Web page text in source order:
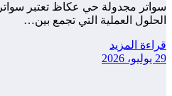
سواتر مجدولة حي عكاظ تعتبر
الحلول العملية التي تجمع بين…
قراءة المزيد
29 يوليو، 2026